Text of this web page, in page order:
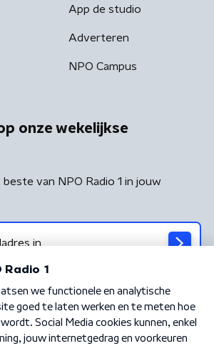
App de studio
Adverteren
NPO Campus
onze wekelijkse
van NPO Radio 1 in jouw